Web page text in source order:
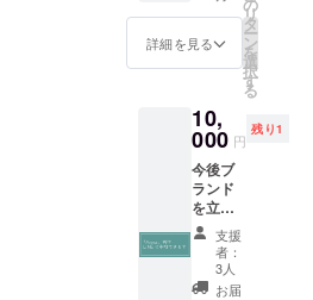
@maru
_marue
r
mini ※
こちら
で確認
はとれ
ません
ので、
皆様の
こと信
頼して
おりま
する内
容はお
番のシ
リアル
ナン
いたし
ます。
２枚め
のサイ
ズは備
考欄に
記載お
願いい
たしま
す。 受
詳細を見る
の
リ
タ
ー
ン
を
選
択
す
る
10,
000 円
残り1
今後ブ
ランド
を立ち
上げて
みた
い、
『Annui
支援
者：
3人
お届